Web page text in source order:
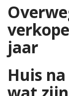
jaar
Huis